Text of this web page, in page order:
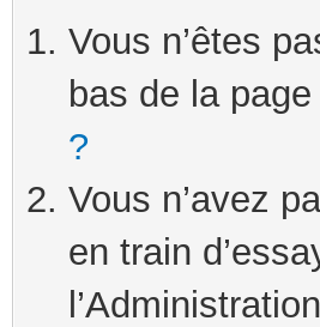
Vous n’êtes
bas de la
?
Vous n’avez
en train